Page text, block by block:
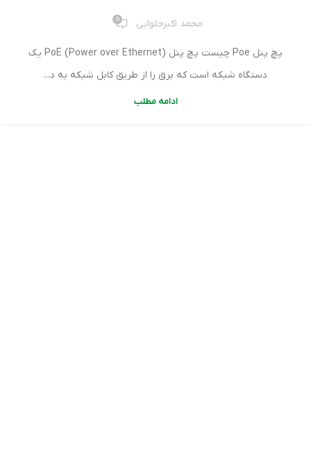
محمد اکبرحلوایی 5
پچ پنل Poe چیست پچ پنل PoE (Power over Ethernet) یک
دستگاه شبکه است که برق را از طریق کابل شبکه به د...
ادامه مطلب